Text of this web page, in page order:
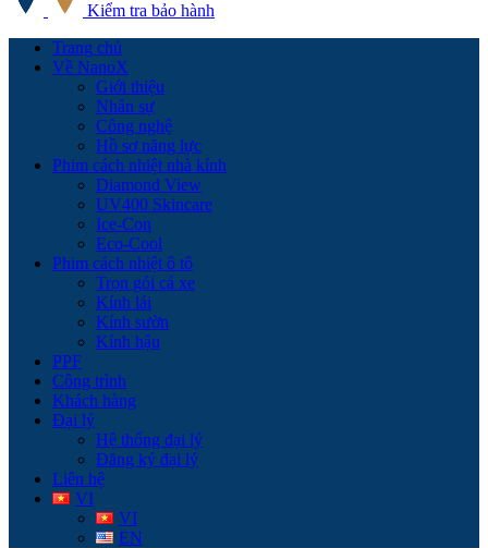
Kiểm tra bảo hành
Trang chủ
Về NanoX
Giới thiệu
Nhân sự
Công nghệ
Hồ sơ năng lực
Phim cách nhiệt nhà kính
Diamond View
UV400 Skincare
Ice-Con
Eco-Cool
Phim cách nhiệt ô tô
Trọn gói cả xe
Kính lái
Kính sườn
Kính hậu
PPF
Công trình
Khách hàng
Đại lý
Hệ thống đại lý
Đăng ký đại lý
Liên hệ
VI
VI
EN